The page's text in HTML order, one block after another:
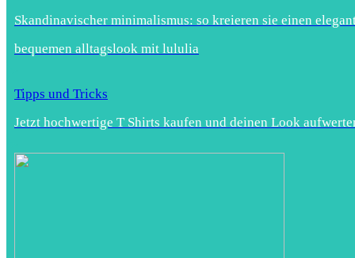
Skandinavischer minimalismus: so kreieren sie einen
bequemen alltagslook mit lululia
Tipps und Tricks
Jetzt hochwertige T Shirts kaufen und deinen Look